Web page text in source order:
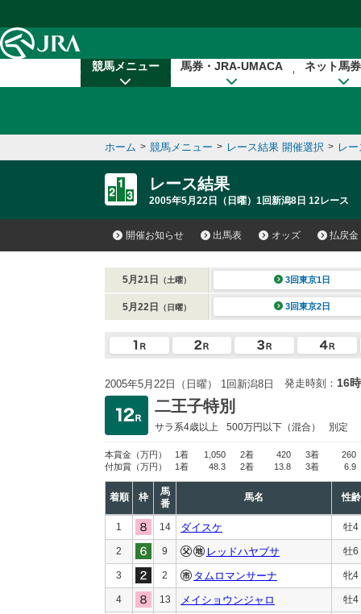
競馬メニュー 馬券・JRA-UMACA ネット馬
ホーム > 競馬メニュー > レース結果 開催選択 > レ
レース結果
2005年5月22日（日曜）1回新潟8日 12レース
開催お知らせ 出馬表 オッズ 払戻金
5月21日 （土曜） 3回東京1日
5月22日 （日曜） 3回東京2日
2005年5月22日（日曜） 1回新潟8日 発走時刻： 16
二王子特別
サラ系4歳以上 500万円以下 （混合） 別定
本賞金 （万円） 1着 1,050 2着 420 3着
260
付加賞 （万円） 1着 48.3 2着 13.8 3着 6.9
着順 枠
馬
番
馬名 性齢
1 14 ダイスケ 牡4
2 9 レッドハヤブサ 牡6
3 2 タムロマンサーナ 牝4
4 13 メイショウンジャロ 牡4